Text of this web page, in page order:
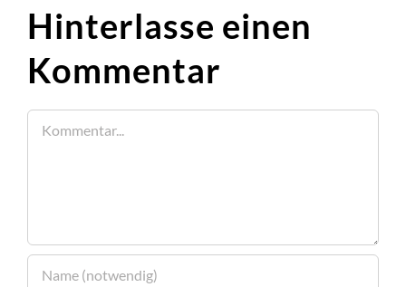
Hinterlasse einen
Kommentar
Kommentar